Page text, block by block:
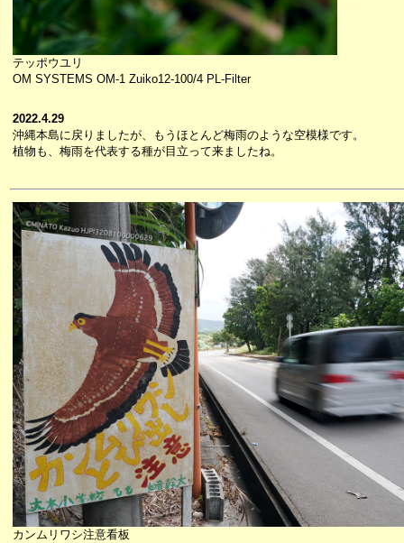
テッポウユリ
OM SYSTEMS OM-1 Zuiko12-100/4 PL-Filter
2022.4.29
沖縄本島に戻りましたが、もうほとんど梅雨のような空模様です。
植物も、梅雨を代表する種が目立って来ましたね。
カンムリワシ注意看板